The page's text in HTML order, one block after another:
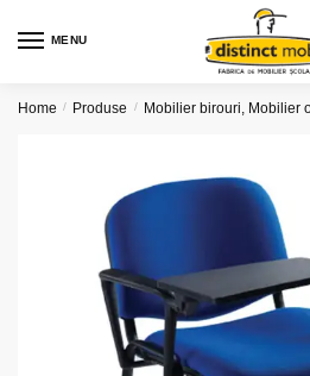
MENU
Home / Produse / Mobilier birouri, Mobilier